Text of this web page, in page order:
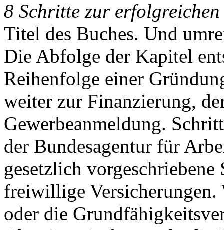
8 Schritte zur
Titel des Buches. Und
Die Abfolge der Kapitel
Reihenfolge einer
weiter zur Finanzierung,
Gewerbeanmeldung.
der Bundesagentur für
gesetzlich
freiwillige
oder die